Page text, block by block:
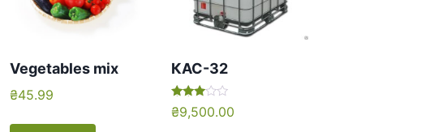
Vegetables mix
₴45.99
КАС-32
Оценка
5.00
₴9,500.00